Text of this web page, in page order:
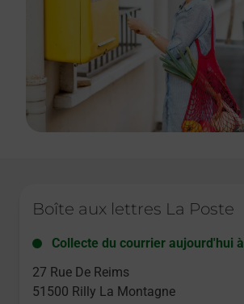
Boîte aux lettres La Poste
Collecte du courrier aujourd'hui à
27 Rue De Reims
51500 Rilly La Montagne